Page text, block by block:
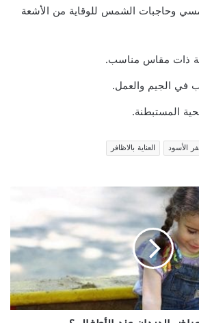
وحاجبات الشمس للوقاية من الأشعة
ذات مقاس مناسب.
في الجيم والعمل.
المستبطنة.
الأسود العناية بالاظافر